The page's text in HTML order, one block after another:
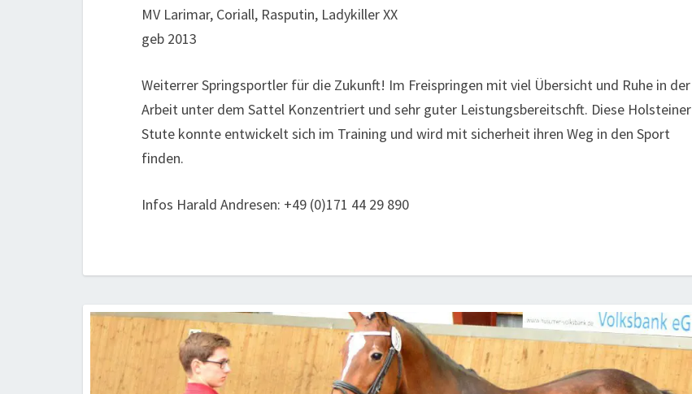
MV Larimar, Coriall, Rasputin, Ladykiller XX
geb 2013
Weiterrer Springsportler für die Zukunft! Im Freispringen mit viel Übersicht und Ruhe in der
Arbeit unter dem Sattel Konzentriert und sehr guter Leistungsbereitschft. Diese Holsteiner
Stute konnte entwickelt sich im Training und wird mit sicherheit ihren Weg in den Sport
finden.
Infos Harald Andresen: +49 (0)171 44 29 890